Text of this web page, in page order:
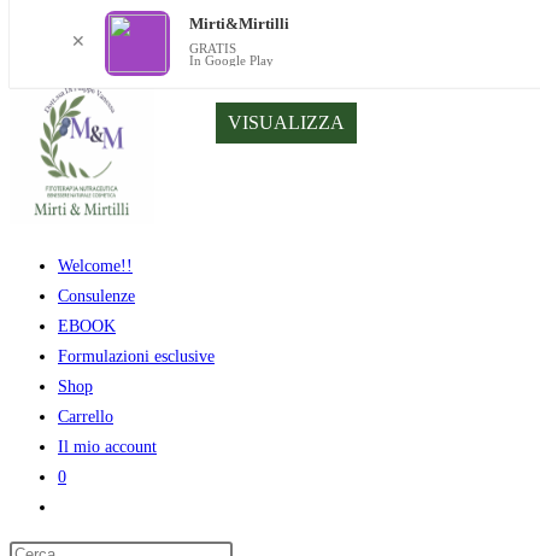
contenuto
Welcome!!
Consulenze
EBOOK
Formulazioni esclusive
Shop
Carrello
Il mio account
0
✕
Mirti&Mirtilli
GRATIS
In Google Play
VISUALIZZA